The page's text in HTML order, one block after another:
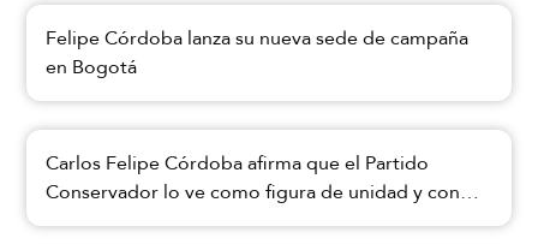
Felipe Córdoba lanza su nueva sede de campaña
en Bogotá
Carlos Felipe Córdoba afirma que el Partido
Conservador lo ve como figura de unidad y con
vocación de poder